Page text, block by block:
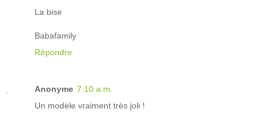
La bise
Babafamily
Répondre
Anonyme 7:10 a.m.
Un modèle vraiment très joli !